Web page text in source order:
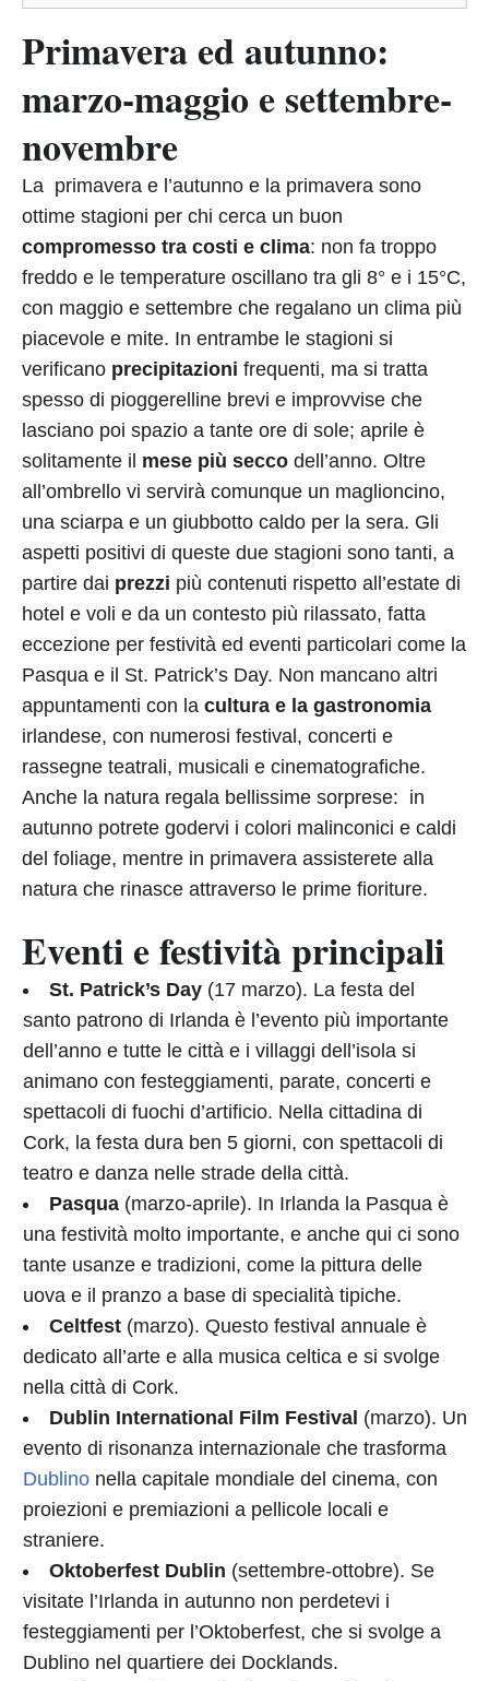
Primavera ed autunno:
marzo-maggio e settembre-
novembre
La primavera e l’autunno e la primavera sono
ottime stagioni per chi cerca un buon
compromesso tra costi e clima: non fa troppo
freddo e le temperature oscillano tra gli 8° e i 15°C,
con maggio e settembre che regalano un clima più
piacevole e mite. In entrambe le stagioni si
verificano precipitazioni frequenti, ma si tratta
spesso di pioggerelline brevi e improvvise che
lasciano poi spazio a tante ore di sole; aprile è
solitamente il mese più secco dell’anno. Oltre
all’ombrello vi servirà comunque un maglioncino,
una sciarpa e un giubbotto caldo per la sera. Gli
aspetti positivi di queste due stagioni sono tanti, a
partire dai prezzi più contenuti rispetto all’estate di
hotel e voli e da un contesto più rilassato, fatta
eccezione per festività ed eventi particolari come la
Pasqua e il St. Patrick’s Day. Non mancano altri
appuntamenti con la cultura e la gastronomia
irlandese, con numerosi festival, concerti e
rassegne teatrali, musicali e cinematografiche.
Anche la natura regala bellissime sorprese: in
autunno potrete godervi i colori malinconici e caldi
del foliage, mentre in primavera assisterete alla
natura che rinasce attraverso le prime fioriture.
Eventi e festività principali
St. Patrick’s Day (17 marzo). La festa del
santo patrono di Irlanda è l’evento più importante
dell’anno e tutte le città e i villaggi dell’isola si
animano con festeggiamenti, parate, concerti e
spettacoli di fuochi d’artificio. Nella cittadina di
Cork, la festa dura ben 5 giorni, con spettacoli di
teatro e danza nelle strade della città.
Pasqua (marzo-aprile). In Irlanda la Pasqua è
una festività molto importante, e anche qui ci sono
tante usanze e tradizioni, come la pittura delle
uova e il pranzo a base di specialità tipiche.
Celtfest (marzo). Questo festival annuale è
dedicato all’arte e alla musica celtica e si svolge
nella città di Cork.
Dublin International Film Festival (marzo). Un
evento di risonanza internazionale che trasforma
Dublino nella capitale mondiale del cinema, con
proiezioni e premiazioni a pellicole locali e
straniere.
Oktoberfest Dublin (settembre-ottobre). Se
visitate l’Irlanda in autunno non perdetevi i
festeggiamenti per l’Oktoberfest, che si svolge a
Dublino nel quartiere dei Docklands.